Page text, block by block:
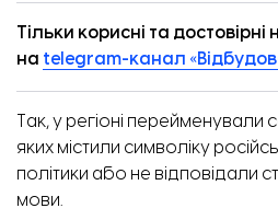
Тільки корисні та
на telegram-канал
Так, у регіоні
яких містили символіку
політики або не відповідали
мови.